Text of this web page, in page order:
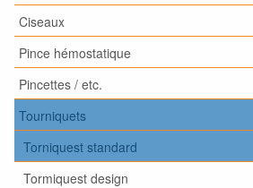
Ciseaux
Pince hémostatique
Pincettes / etc.
Tourniquets
Torniquest standard
Tormiquest design